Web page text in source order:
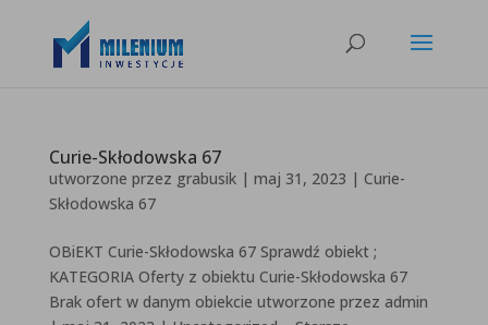
Curie-Skłodowska 67
utworzone przez grabusik| maj 31, 2023 | Curie-
Skłodowska 67
OBiEKT Curie-Skłodowska 67 Sprawdź obiekt ;
KATEGORIA Oferty z obiektu Curie-Skłodowska 67
Brak ofert w danym obiekcie utworzone przez admin